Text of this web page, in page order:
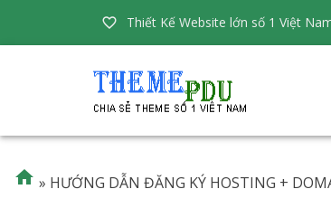
 Thiết Kế Website lớn số 1 Việt
 » HƯỚNG DẪN ĐĂNG KÝ HOSTING +